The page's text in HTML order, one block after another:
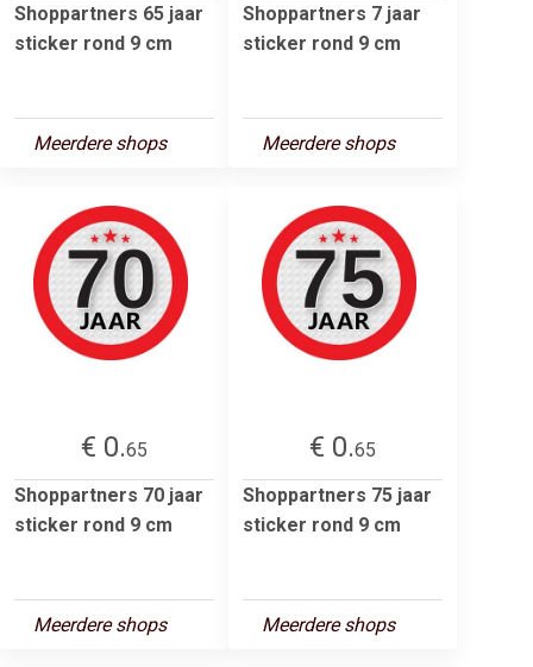
Shoppartners 65 jaar
sticker rond 9 cm
Meerdere shops
Shoppartners 7 jaar
sticker rond 9 cm
Meerdere shops
€ 0.65
Shoppartners 70 jaar
sticker rond 9 cm
Meerdere shops
€ 0.65
Shoppartners 75 jaar
sticker rond 9 cm
Meerdere shops